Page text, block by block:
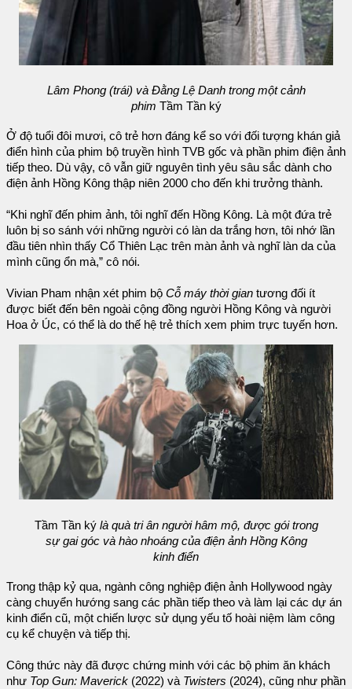
Lâm Phong (trái) và Đằng Lệ Danh trong một cảnh
phim Tầm Tần ký
Ở độ tuổi đôi mươi, cô trẻ hơn đáng kể so với đối tượng khán giả
điển hình của phim bộ truyền hình TVB gốc và phần phim điện ảnh
tiếp theo. Dù vậy, cô vẫn giữ nguyên tình yêu sâu sắc dành cho
điện ảnh Hồng Kông thập niên 2000 cho đến khi trưởng thành.
“Khi nghĩ đến phim ảnh, tôi nghĩ đến Hồng Kông. Là một đứa trẻ
luôn bị so sánh với những người có làn da trắng hơn, tôi nhớ lần
đầu tiên nhìn thấy Cổ Thiên Lạc trên màn ảnh và nghĩ làn da của
mình cũng ổn mà,” cô nói.
Vivian Pham nhận xét phim bộ Cỗ máy thời gian tương đối ít
được biết đến bên ngoài cộng đồng người Hồng Kông và người
Hoa ở Úc, có thể là do thế hệ trẻ thích xem phim trực tuyến hơn.
Tầm Tần kýlà quà tri ân người hâm mộ, được gói trong
sự gai góc và hào nhoáng của điện ảnh Hồng Kông
kinh điển
Trong thập kỷ qua, ngành công nghiệp điện ảnh Hollywood ngày
càng chuyển hướng sang các phần tiếp theo và làm lại các dự án
kinh điển cũ, một chiến lược sử dụng yếu tố hoài niệm làm công
cụ kể chuyện và tiếp thị.
Công thức này đã được chứng minh với các bộ phim ăn khách
như Top Gun: Maverick (2022) và Twisters (2024), cũng như phần